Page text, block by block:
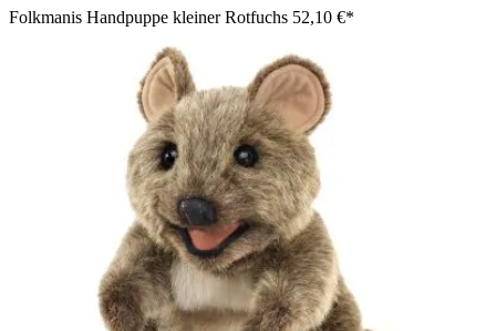
Folkmanis Handpuppe kleiner Rotfuchs 52,10 €*